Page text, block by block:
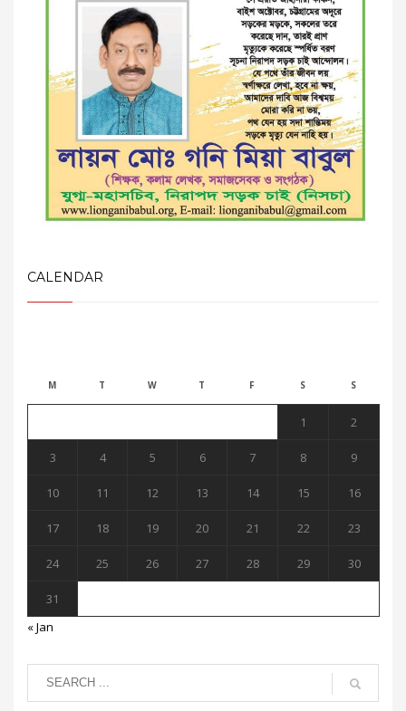
CALENDAR
M T W T F S S
1 2
3 4 5 6 7 8 9
10 11 12 13 14 15 16
17 18 19 20 21 22 23
24 25 26 27 28 29 30
31
« Jan